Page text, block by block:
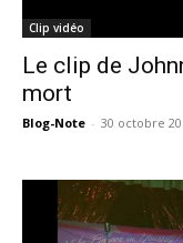
Clip vidéo
Le clip de
mort
Blog-Note - 30 octobre